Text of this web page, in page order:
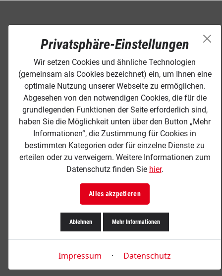
Privatsphäre-Einstellungen
Wir setzen Cookies und ähnliche Technologien
(gemeinsam als Cookies bezeichnet) ein, um Ihnen eine
optimale Nutzung unserer Webseite zu ermöglichen.
Abgesehen von den notwendigen Cookies, die für die
grundlegenden Funktionen der Seite erforderlich sind,
haben Sie die Möglichkeit unten über den Button „Mehr
Informationen“, die Zustimmung für Cookies in
bestimmten Kategorien oder für einzelne Dienste zu
erteilen oder zu verweigern. Weitere Informationen zum
Datenschutz finden Sie hier.
Alles akzpetieren
Ablehnen Mehr Informationen
Impressum · Datenschutz